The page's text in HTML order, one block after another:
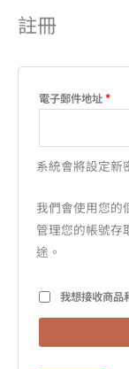
註冊
電子郵件地址*
系統會將設定新
我們會使用您的
管理您的帳號存
途。
我想接收商品